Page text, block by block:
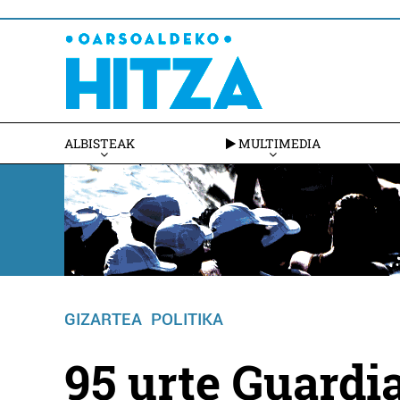
ALBISTEAK MULTIMEDIA
GIZARTEA POLITIKA
95 urte